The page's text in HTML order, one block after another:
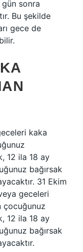
sonra
Bu şekilde
gece de
kaka
12 ila 18 ay
bağırsak
31 Ekim
geceleri
çocuğunuz
12 ila 18 ay
bağırsak